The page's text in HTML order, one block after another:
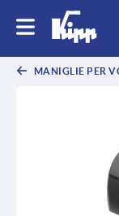
MANIGLIE PER